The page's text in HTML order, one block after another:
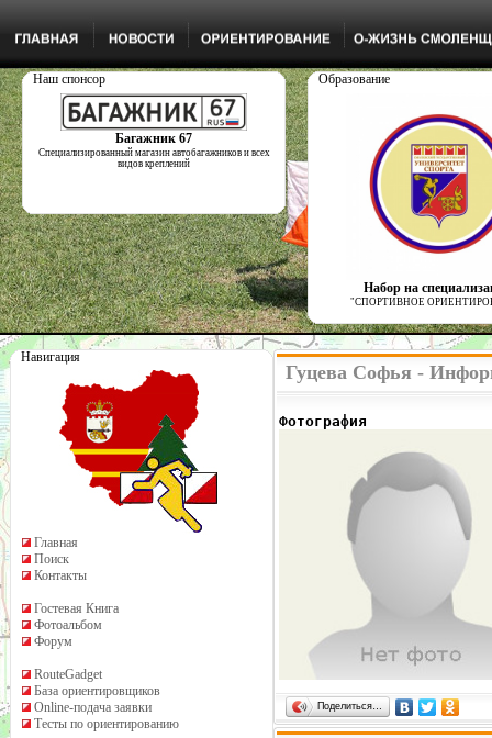
Наш спонсор
Багажник 67
Специализированный магазин автобагажников и всех
видов креплений
Образование
Набор на
"СПОРТИВНОЕ
Навигация
Главная
Поиск
Контакты
Гостевая Книга
Фотоальбом
Форум
RouteGadget
База ориентировщиков
Online-подача заявки
Тесты по ориентированию
Гуцева Софья -
Фотография
Поделиться…